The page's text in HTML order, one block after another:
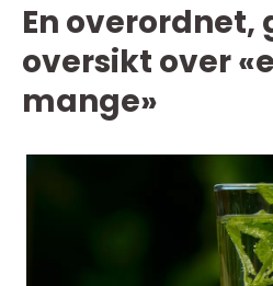
En overordnet,
oversikt over
mange»